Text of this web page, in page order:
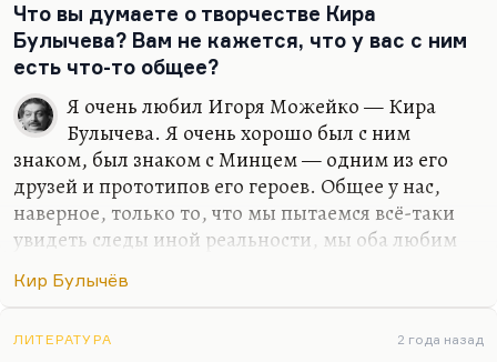
Если вы ищете фантастику совсем без подтекста,
а просто ради чистого наслаждения, я бы вам
посоветовал «Глегов» Ариадны Громовой,
Геннадия Гора (в особенности повесть
«Мальчик»), посоветовал бы, наверное, совсем
раннюю, но уже абсолютно гениальную повесть
Алексея Иванова…
Что вы думаете о творчестве Кира
Булычева? Вам не кажется, что у вас с ним
есть что-то общее?
Я очень любил Игоря Можейко — Кира
Булычева. Я очень хорошо был с ним
знаком, был знаком с Минцем — одним из его
друзей и прототипов его героев. Общее у нас,
наверное, только то, что мы пытаемся всё-таки
увидеть следы иной реальности, мы оба любим
комплимент.
Кир Булычёв
ЛИТЕРАТУРА 2 года назад